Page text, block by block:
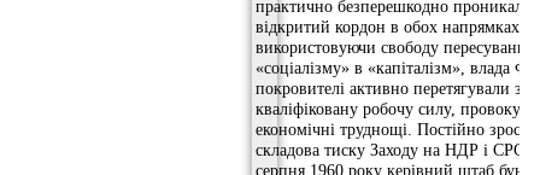
практично безперешкодно проникали
відкритий кордон в обох напрямках.
використовуючи свободу пересування
«соціалізму» в «капіталізм», влада
покровителі активно перетягували зі
кваліфіковану робочу силу,
економічні труднощі. Постійно
складова тиску Заходу на НДР і
серпня 1960 року керівний штаб